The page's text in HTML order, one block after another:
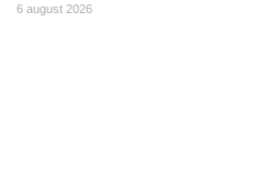
6 august 2026